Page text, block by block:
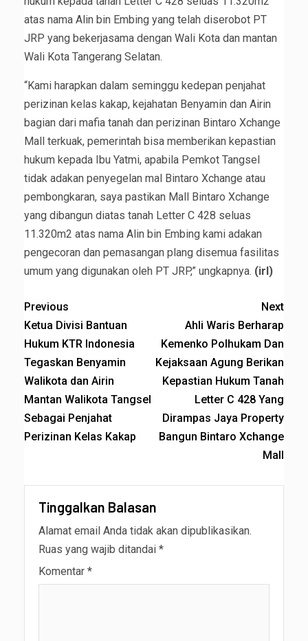
atas nama Alin bin Embing yang telah diserobot PT
JRP yang bekerjasama dengan Wali Kota dan mantan
Wali Kota Tangerang Selatan.
“Kami harapkan dalam seminggu kedepan penjahat
perizinan kelas kakap, kejahatan Benyamin dan Airin
bagian dari mafia tanah dan perizinan Bintaro Xchange
Mall terkuak, pemerintah bisa memberikan kepastian
hukum kepada Ibu Yatmi, apabila Pemkot Tangsel
tidak adakan penyegelan mal Bintaro Xchange atau
pembongkaran, saya pastikan Mall Bintaro Xchange
yang dibangun diatas tanah Letter C 428 seluas
11.320m2 atas nama Alin bin Embing kami adakan
pengecoran dan pemasangan plang disemua fasilitas
umum yang digunakan oleh PT JRP,” ungkapnya. (irl)
Previous
Ketua Divisi Bantuan
Hukum KTR Indonesia
Tegaskan Benyamin
Walikota dan Airin
Mantan Walikota Tangsel
Sebagai Penjahat
Perizinan Kelas Kakap
Next
Ahli Waris Berharap
Kemenko Polhukam Dan
Kejaksaan Agung Berikan
Kepastian Hukum Tanah
Letter C 428 Yang
Dirampas Jaya Property
Bangun Bintaro Xchange
Mall
Tinggalkan Balasan
Alamat email Anda tidak akan dipublikasikan.
Ruas yang wajib ditandai *
Komentar *